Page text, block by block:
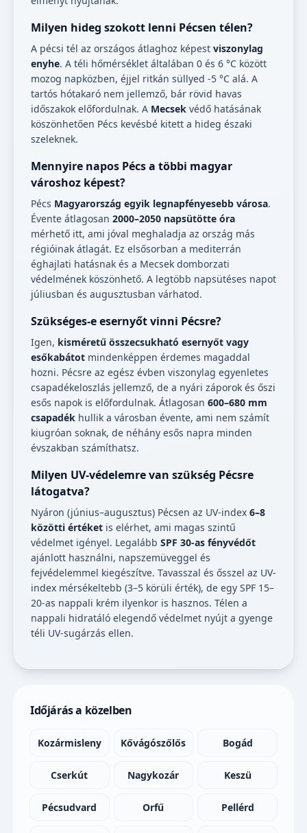
Milyen hideg szokott lenni Pécsen télen?
A pécsi tél az országos átlaghoz képest viszonylag
enyhe. A téli hőmérséklet általában 0 és 6 °C között
mozog napközben, éjjel ritkán süllyed -5 °C alá. A
tartós hótakaró nem jellemző, bár rövid havas
időszakok előfordulnak. A Mecsek védő hatásának
köszönhetően Pécs kevésbé kitett a hideg északi
szeleknek.
Mennyire napos Pécs a többi magyar
városhoz képest?
Pécs Magyarország egyik legnapfényesebb városa.
Évente átlagosan 2000–2050 napsütötte óra
mérhető itt, ami jóval meghaladja az ország más
régióinak átlagát. Ez elsősorban a mediterrán
éghajlati hatásnak és a Mecsek domborzati
védelmének köszönhető. A legtöbb napsütéses napot
júliusban és augusztusban várhatod.
Szükséges-e esernyőt vinni Pécsre?
Igen, kisméretű összecsukható esernyőt vagy
esőkabátot mindenképpen érdemes magaddal
hozni. Pécsre az egész évben viszonylag egyenletes
csapadékeloszlás jellemző, de a nyári záporok és őszi
esős napok is előfordulnak. Átlagosan 600–680 mm
csapadék hullik a városban évente, ami nem számít
kiugróan soknak, de néhány esős napra minden
évszakban számíthatsz.
Milyen UV-védelemre van szükség Pécsre
látogatva?
Nyáron (június–augusztus) Pécsen az UV-index 6–8
közötti értéket is elérhet, ami magas szintű
védelmet igényel. Legalább SPF 30-as fényvédőt
ajánlott használni, napszemüveggel és
fejvédelemmel kiegészítve. Tavasszal és ősszel az UV-
index mérsékeltebb (3–5 körüli érték), de egy SPF 15–
20-as nappali krém ilyenkor is hasznos. Télen a
nappali hidratáló elegendő védelmet nyújt a gyenge
téli UV-sugárzás ellen.
Időjárás a közelben
Kozármisleny Kővágószőlős Bogád
Cserkút Nagykozár Keszü
Pécsudvard Orfű Pellérd